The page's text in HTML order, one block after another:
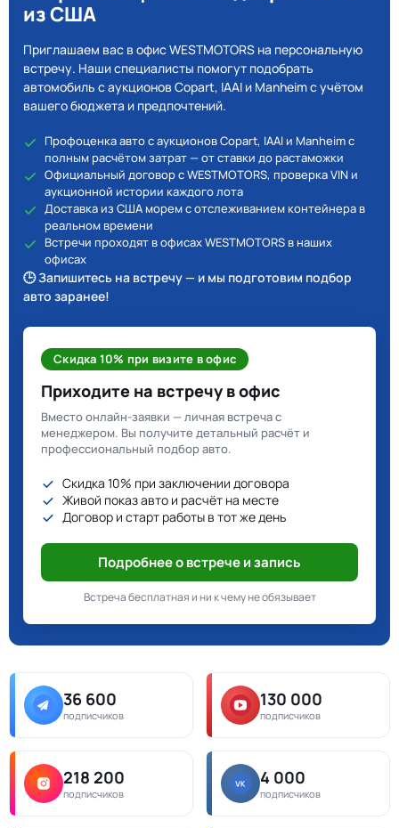
из США
Приглашаем вас в офис WESTMOTORS на персональную
встречу. Наши специалисты помогут подобрать
автомобиль с аукционов Copart, IAAI и Manheim с учётом
вашего бюджета и предпочтений.
Профоценка авто с аукционов Copart, IAAI и Manheim с
полным расчётом затрат — от ставки до растаможки
Официальный договор с WESTMOTORS, проверка VIN и
аукционной истории каждого лота
Доставка из США морем с отслеживанием контейнера в
реальном времени
Встречи проходят в офисах WESTMOTORS в наших
офисах
🕒 Запишитесь на встречу — и мы подготовим подбор
авто заранее!
Скидка 10% при визите в офис
Приходите на встречу в офис
Вместо онлайн-заявки — личная встреча с
менеджером. Вы получите детальный расчёт и
профессиональный подбор авто.
Скидка 10% при заключении договора
Живой показ авто и расчёт на месте
Договор и старт работы в тот же день
Подробнее о встрече и запись
Встреча бесплатная и ни к чему не обязывает
36 600
подписчиков
130 000
подписчиков
218 200
подписчиков
4 000
подписчиков